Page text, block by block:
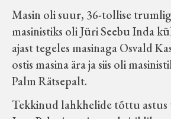
Masin oli suur, 36-tollise
masinistiks oli Jüri Seebu Inda
ajast tegeles masinaga Osvald
ostis masina ära ja siis oli
Palm Rätsepalt.
Tekkinud lahkhelide tõttu astus